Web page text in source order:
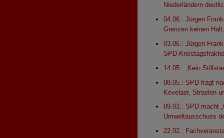
Niederländern
04.06.: Jürgen
Grenzen keinen Halt
03.06.: Jürgen
SPD-
14.05.: „Kein
08.05.: SPD fragt
Kevelaer, Straelen
09.03.: SPD macht
Umweltausschuss
22.02.: